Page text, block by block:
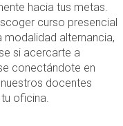
hacia tus metas.
curso presencial
modalidad alternancia,
si acercarte a
conectándote en
docentes
oficina.